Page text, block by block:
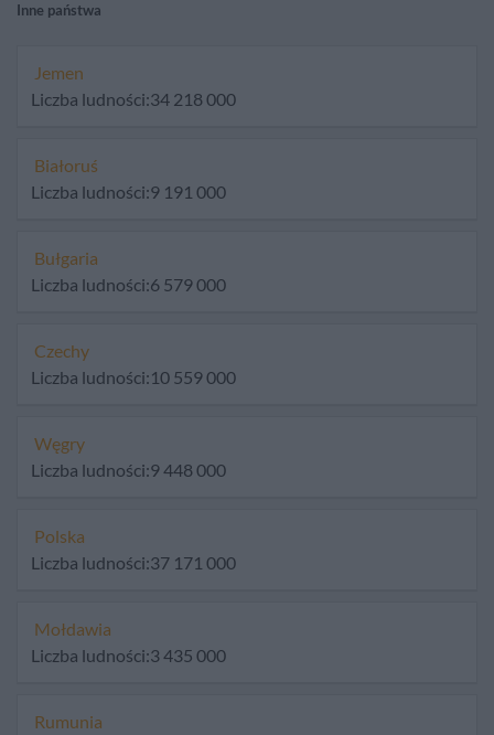
Inne państwa
Jemen
Liczba ludności:34 218 000
Białoruś
Liczba ludności:9 191 000
Bułgaria
Liczba ludności:6 579 000
Czechy
Liczba ludności:10 559 000
Węgry
Liczba ludności:9 448 000
Polska
Liczba ludności:37 171 000
Mołdawia
Liczba ludności:3 435 000
Rumunia